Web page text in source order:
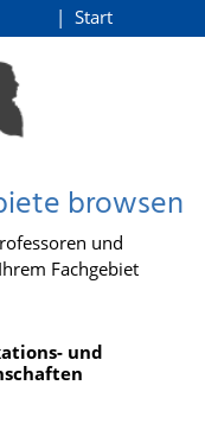
Start
browsen
und
Fachgebiet
und